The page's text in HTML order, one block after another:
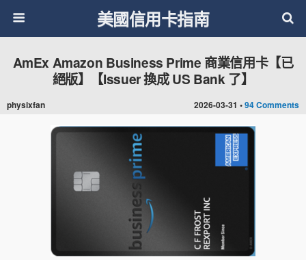
美國信用卡指南
2026-03-31 •94 Comments
AmEx Amazon Business Prime 商業信用卡【已
絕版】【Issuer 換成 US Bank 了】
physixfan